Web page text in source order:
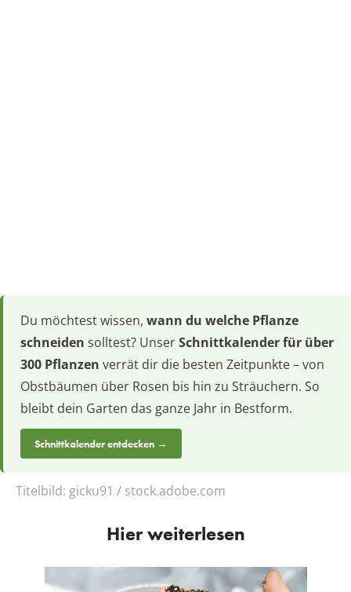
Du möchtest wissen, wann du welche Pflanze
schneiden solltest? UnserSchnittkalender für über
300 Pflanzen verrät dir die besten Zeitpunkte – von
Obstbäumen über Rosen bis hin zu Sträuchern. So
bleibt dein Garten das ganze Jahr in Bestform.
Schnittkalender entdecken →
Titelbild: gicku91 / stock.adobe.com
Hier weiterlesen